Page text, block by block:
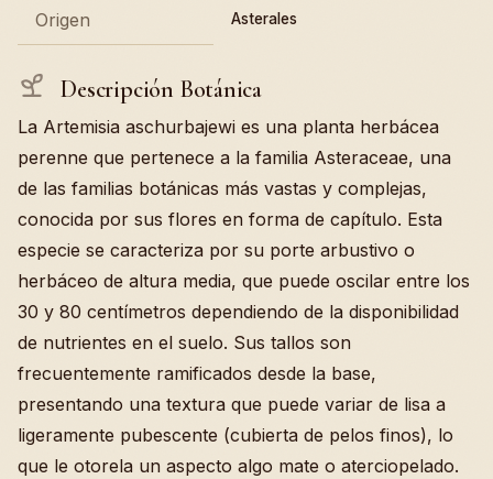
Origen Asterales
Descripción Botánica
La Artemisia aschurbajewi es una planta herbácea
perenne que pertenece a la familia Asteraceae, una
de las familias botánicas más vastas y complejas,
conocida por sus flores en forma de capítulo. Esta
especie se caracteriza por su porte arbustivo o
herbáceo de altura media, que puede oscilar entre los
30 y 80 centímetros dependiendo de la disponibilidad
de nutrientes en el suelo. Sus tallos son
frecuentemente ramificados desde la base,
presentando una textura que puede variar de lisa a
ligeramente pubescente (cubierta de pelos finos), lo
que le otorela un aspecto algo mate o aterciopelado.